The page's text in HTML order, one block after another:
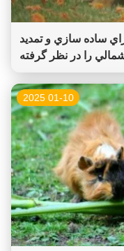
ساده سازي و تمديد
را در نظر گرفته
01-10 2025